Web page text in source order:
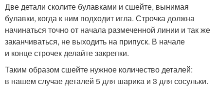
Две детали сколите булавками и сшейте, вынимая
булавки, когда к ним подходит игла. Строчка должна
начинаться точно от начала размеченной линии и так же
заканчиваться, не выходить на припуск. В начале
и конце строчек делайте закрепки.
Таким образом сшейте нужное количество деталей:
в нашем случае деталей 5 для шарика и 3 для сосульки.